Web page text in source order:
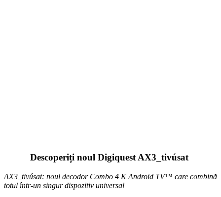
Descoperiți noul Digiquest AX3_tivúsat
AX3_tivúsat: noul decodor Combo 4 K Android TV™ care combină
totul într-un singur dispozitiv universal